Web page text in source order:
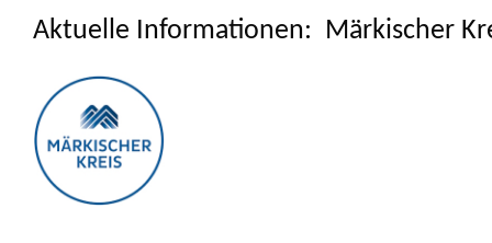
Aktuelle Informationen: Märkischer